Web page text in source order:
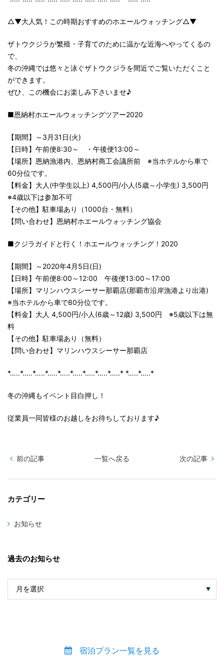
△▼大人気！この時期おすすめのホエールウォッチング△▼
ザトウクジラが繁殖・子育てのために温かな近海へやってくるの
で、
冬の沖縄では悠々と泳ぐザトウクジラを間近でご覧いただくこと
ができます。
ぜひ、この機会にお楽しみ下さいませ♪
■恩納村ホエールウォッチングツアー2020
【期間】～3月31日(火)
【日時】午前便8:30～ ・午後便13:00～
【場所】恩納漁港内、恩納村商工会議所前 ※当ホテルから車で
60分位です。
【料金】大人(中学生以上) 4,500円/小人(5歳～小学生) 3,500円
※4歳以下は参加不可
【その他】駐車場あり（1000台・無料）
【問い合わせ】恩納村ホエールウォッチング協会
■クジラガイドと行く！ホエールウォッチング！2020
【期間】～2020年4月5日(日)
【日時】午前便8:00～12:00 午後便13:00～17:00
【場所】マリンハウスシーサー那覇店(那覇市沿岸漁港より出港)
※当ホテルから車で80分位です。
【料金】大人 4,500円/小人(6歳～12歳) 3,500円 ※5歳以下は無
料
【その他】駐車場あり（無料）
【問い合わせ】マリンハウスシーサー那覇店
*…..*…..*…..*…..*…..*…..*…..*…..*…..* *…..*…..*
冬の沖縄もイベント目白押し！
従業員一同皆様のお越しをお待ちしております♪
前の記事 一覧へ戻る 次の記事
カテゴリー
お知らせ
過去のお知らせ
宿泊プラン一覧を見る